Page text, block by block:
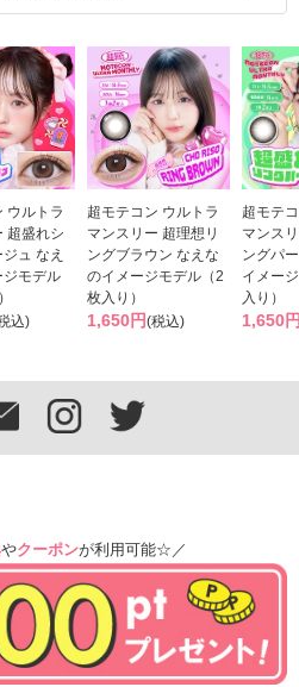
ウルトラ
超盛れシ
ュ なえ
ジモデル
込)
超モテコン ウルトラ
マンスリー 超理想リ
ングブラウン なえな
のイメージモデル（2
枚入り）
1,650円(税込)
超モテ
マンス
ングパ
イメー
入り）
1,650
やクーポンが利用可能☆／